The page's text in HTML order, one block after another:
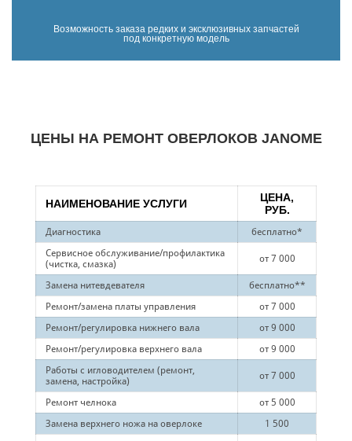
Возможность заказа редких и эксклюзивных запчастей
под конкретную модель
ЦЕНЫ НА РЕМОНТ ОВЕРЛОКОВ JANOME
НАИМЕНОВАНИЕ УСЛУГИ
ЦЕНА,
РУБ.
Диагностика
бесплатно*
Сервисное обслуживание/профилактика
(чистка, смазка)
от 7 000
Замена нитевдевателя
бесплатно**
Ремонт/замена платы управления
от 7 000
Ремонт/регулировка нижнего вала
от 9 000
Ремонт/регулировка верхнего вала
от 9 000
Работы с игловодителем (ремонт,
замена, настройка)
от 7 000
Ремонт челнока
от 5 000
Замена верхнего ножа на оверлоке
1 500